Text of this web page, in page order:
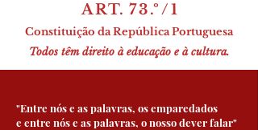
A R T. 7 3 .º / 1
Constituição da República Portuguesa
Todos têm direito à educação e à cultura.
"Entre nós e as palavras, os emparedados
e entre nós e as palavras, o nosso dever falar"